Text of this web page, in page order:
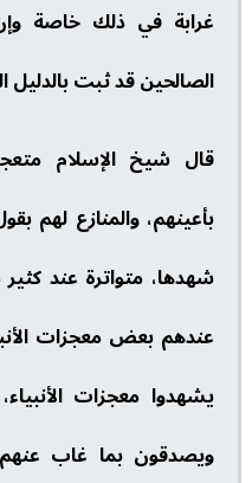
غرابة في ذلك خاصة
الصالحين قد ثبت بالدليل
قال شيخ الإسلام
بأعينهم، والمنازع
شهدها، متواترة عند
عندهم بعض معجزات
يشهدوا معجزات
ويصدقون بما غاب